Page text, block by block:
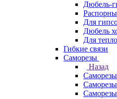
Дюбель-
Для
Дюбель
Для
Гибкие связи
Саморезы
Назад
Саморезы